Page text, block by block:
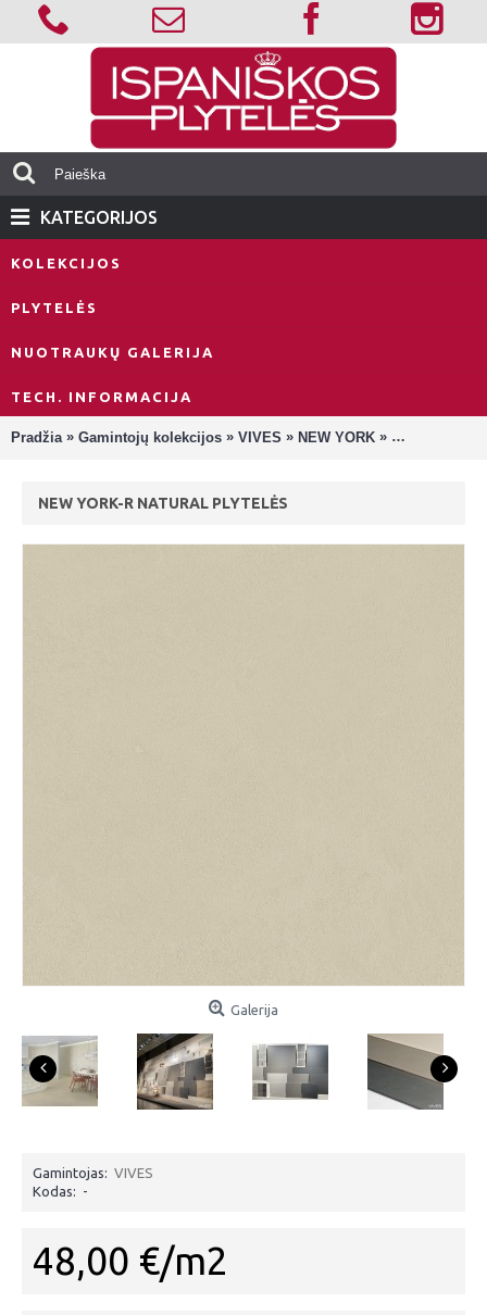
KATEGORIJOS
KOLEKCIJOS
PLYTELĖS
NUOTRAUKŲ GALERIJA
TECH. INFORMACIJA
Pradžia » Gamintojų kolekcijos » VIVES » NEW YORK » New York-R
NEW YORK-R NATURAL PLYTELĖS
Galerija
Gamintojas: VIVES
Kodas: -
48,00 €/m2